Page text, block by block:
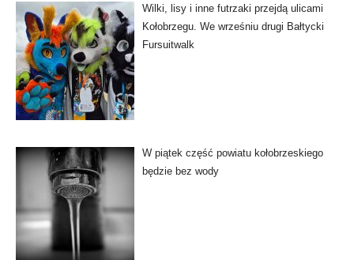
Wilki, lisy i inne futrzaki przejdą ulicami
Kołobrzegu. We wrześniu drugi Bałtycki
Fursuitwalk
W piątek część powiatu kołobrzeskiego
będzie bez wody